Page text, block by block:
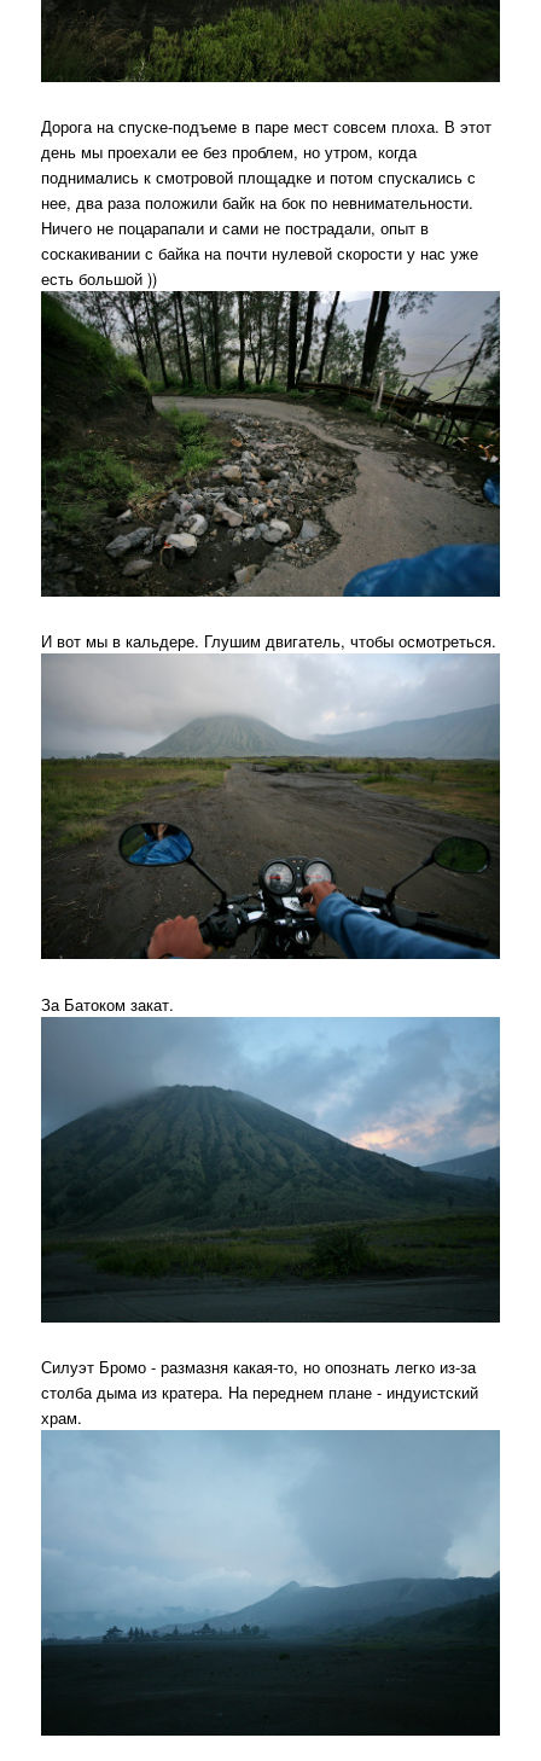
Дорога на спуске-подъеме в паре мест совсем плоха. В этот
день мы проехали ее без проблем, но утром, когда
поднимались к смотровой площадке и потом спускались с
нее, два раза положили байк на бок по невнимательности.
Ничего не поцарапали и сами не пострадали, опыт в
соскакивании с байка на почти нулевой скорости у нас уже
есть большой ))
И вот мы в кальдере. Глушим двигатель, чтобы осмотреться.
За Батоком закат.
Силуэт Бромо - размазня какая-то, но опознать легко из-за
столба дыма из кратера. На переднем плане - индуистский
храм.